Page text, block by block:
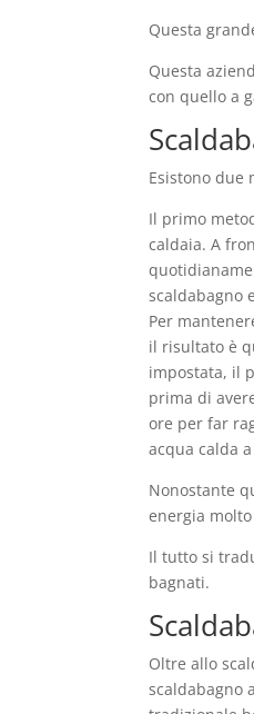
Questa
Questa
con quello a
Esistono due
Il primo
caldaia. A
scaldabagno
Per
il risultato è
impostata, il
prima di
ore per far
acqua calda
Nonostante
energia
Il tutto si
bagnati.
Oltre allo
scaldabagno